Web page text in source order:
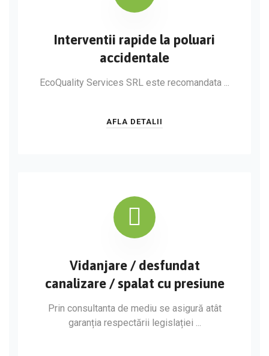
Interventii rapide la poluari
accidentale
EcoQuality Services SRL este recomandata ...
AFLA DETALII
Vidanjare / desfundat
canalizare / spalat cu presiune
Prin consultanta de mediu se asigură atât
garanția respectării legislației ...